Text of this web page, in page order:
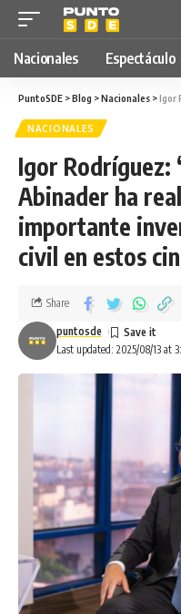
Nacionales Espectáculo
PuntoSDE >Blog >Nacionales >Igor
NACIONALES
Igor Rodríguez:
Abinader ha
importante
civil en estos
Last updated: 2025/08/13 at
puntosde
Share